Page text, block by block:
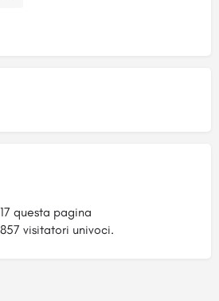
questa pagina
visitatori univoci.